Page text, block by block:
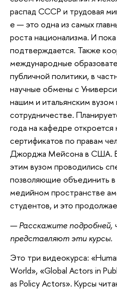
распад СССР и трудовая
е — это одна из самых
роста национализма. И пока
подтверждается. Также
международные
публичной политики, в
научные обмены с
нашим и итальянским
сотрудничестве.
года на кафедре
сертификатов по правам
Джорджа Мейсона в США.
этим вузом проводились
позволяющие объединить
медийном пространстве
студентов, и это
— Расскажите подробней,
представляют эти курсы.
Это три видеокурса:
World», «Global Actors in
as Policy Actors». Курсы